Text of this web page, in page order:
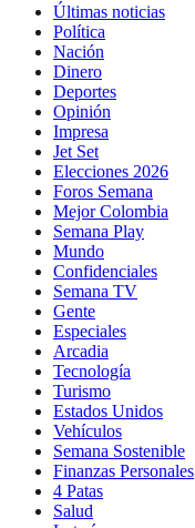
Últimas noticias
Política
Nación
Dinero
Deportes
Opinión
Impresa
Jet Set
Elecciones 2026
Foros Semana
Mejor Colombia
Semana Play
Mundo
Confidenciales
Semana TV
Gente
Especiales
Arcadia
Tecnología
Turismo
Estados Unidos
Vehículos
Semana Sostenible
Finanzas Personales
4 Patas
Salud